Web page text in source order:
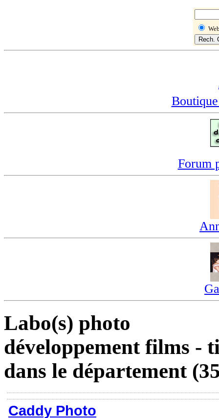
Forum
Labo(s) photo
développement films -
dans le département
Caddy Photo